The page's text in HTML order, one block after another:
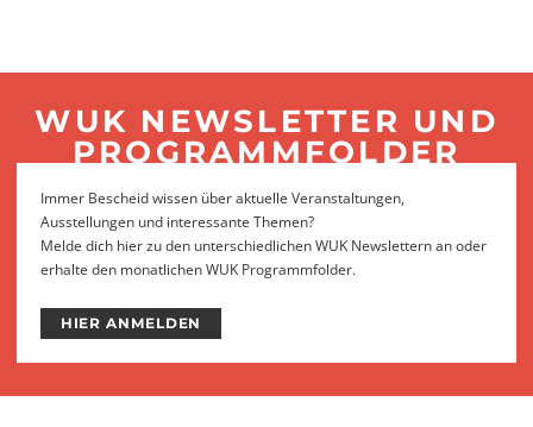
WUK NEWSLETTER UND
PROGRAMMFOLDER
Immer Bescheid wissen über aktuelle Veranstaltungen,
Ausstellungen und interessante Themen?
Melde dich hier zu den unterschiedlichen WUK Newslettern an oder
erhalte den monatlichen WUK Programmfolder.
HIER ANMELDEN